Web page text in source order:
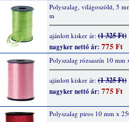
Polyszalag, világoszöld, 5
m
ajánlott kisker ár:(1 325 Ft)
nagyker nettó ár: 775 Ft
Polyszalag rózsaszín 10 mm
ajánlott kisker ár:(1 325 Ft)
nagyker nettó ár: 775 Ft
Polyszalag piros 10 mm x